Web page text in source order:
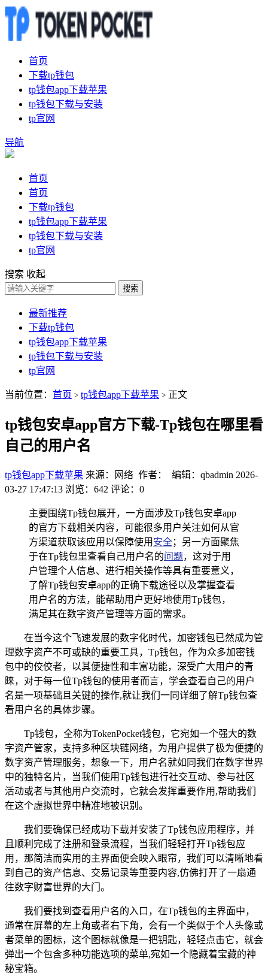
首页
下载tp钱包
tp钱包app下载苹果
tp钱包下载与安装
tp官网
导航
首页
首页
下载tp钱包
tp钱包app下载苹果
tp钱包下载与安装
tp官网
搜索 收起
搜索
最新推荐
下载tp钱包
tp钱包app下载苹果
tp钱包下载与安装
tp官网
当前位置： 首页 > tp钱包app下载苹果 > 正文
tp钱包安卓app官方下载-Tp钱包在哪里看
自己的用户名
tp钱包app下载苹果 来源：网络 作者： 编辑：qbadmin 2026-
03-27 17:47:13 浏览：642 评论：0
主要围绕Tp钱包展开，一方面涉及Tp钱包安卓app
的官方下载相关内容，可能很多用户关注如何从官
方渠道获取该应用以保障使用 安全；另一方面聚焦
于在Tp钱包里查看自己用户名的问题，这对于用
户管理个人信息、进行相关操作等具有重要意义，
了解Tp钱包安卓app的正确下载途径以及掌握查看
用户名的方法，能帮助用户更好地使用Tp钱包，
满足其在数字资产管理等方面的需求。
在当今这个飞速发展的数字化时代，加密钱包已然成为管
理数字资产不可或缺的重要工具，Tp钱包，作为众多加密钱
包中的佼佼者，以其便捷性和丰富功能，深受广大用户的青
睐，对于每一位Tp钱包的使用者而言，学会查看自己的用户
名是一项基础且关键的操作,就让我们一同详细了解Tp钱包查
看用户名的具体步骤。
Tp钱包，全称为TokenPocket钱包，它宛如一个强大的数
字资产管家，支持多种区块链网络，为用户提供了极为便捷的
数字资产管理服务，想象一下，用户名就如同我们在数字世界
中的独特名片，当我们使用Tp钱包进行社交互动、参与社区
活动或者与其他用户交流时，它就会发挥重要作用,帮助我们
在这个虚拟世界中精准地被识别。
我们要确保已经成功下载并安装了Tp钱包应用程序，并
且顺利完成了注册和登录流程，当我们轻轻打开Tp钱包应
用，那简洁而实用的主界面便会映入眼帘，我们可以清晰地看
到自己的资产信息、交易记录等重要内容,仿佛打开了一扇通
往数字财富世界的大门。
我们要找到查看用户名的入口，在Tp钱包的主界面中，
通常在屏幕的左上角或者右下角，会有一个类似于个人头像或
者菜单的图标，这个图标就像是一把钥匙，轻轻点击它，就会
弹出一个包含多种功能选项的菜单,宛如一个隐藏着宝藏的神
秘宝箱。